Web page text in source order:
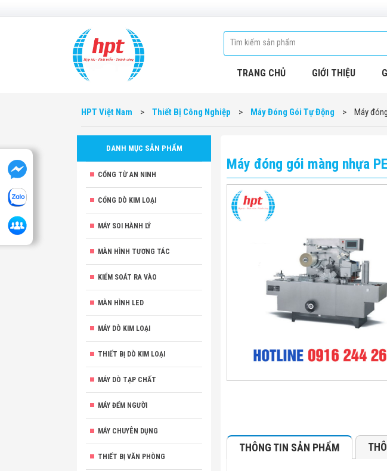
TRANG CHỦ GIỚI THIỆU
HPT Việt Nam > Thiết Bị Công Nghiệp > Máy Đóng Gói Tự Động > Máy
DANH MỤC SẢN PHẨM
CỔNG TỪ AN NINH
CỔNG DÒ KIM LOẠI
MÁY SOI HÀNH LÝ
MÀN HÌNH TƯƠNG TÁC
KIỂM SOÁT RA VÀO
MÀN HÌNH LED
MÁY DÒ KIM LOẠI
THIẾT BỊ DÒ KIM LOẠI
MÁY DÒ TẠP CHẤT
MÁY ĐẾM NGƯỜI
MÁY CHUYÊN DỤNG
THIẾT BỊ VĂN PHÒNG
Máy đóng gói màng nhựa
THÔNG TIN SẢN PHẨM